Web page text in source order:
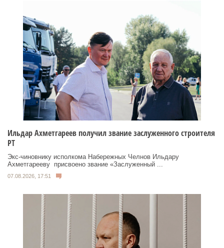
Ильдар Ахметгареев получил звание заслуженного строителя
РТ
Экс‑чиновнику исполкома Набережных Челнов Ильдару
Ахметгарееву присвоено звание «Заслуженный ...
07.08.2026, 17:51